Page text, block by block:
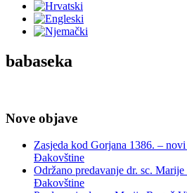
babaseka
Nove objave
Zasjeda kod Gorjana 1386. –
Đakovštine
Održano predavanje dr. sc.
Đakovštine